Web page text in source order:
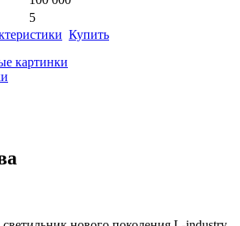
5
Купить
картинки